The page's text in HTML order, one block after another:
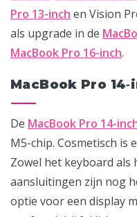
Pro 13-inch en Vision
als upgrade in de
MacBook Pro 16-inch.
MacBook Pro
De MacBook Pro 14-
M5-chip. Cosmetisch is
Zowel het keyboard als
aansluitingen zijn nog
optie voor een display